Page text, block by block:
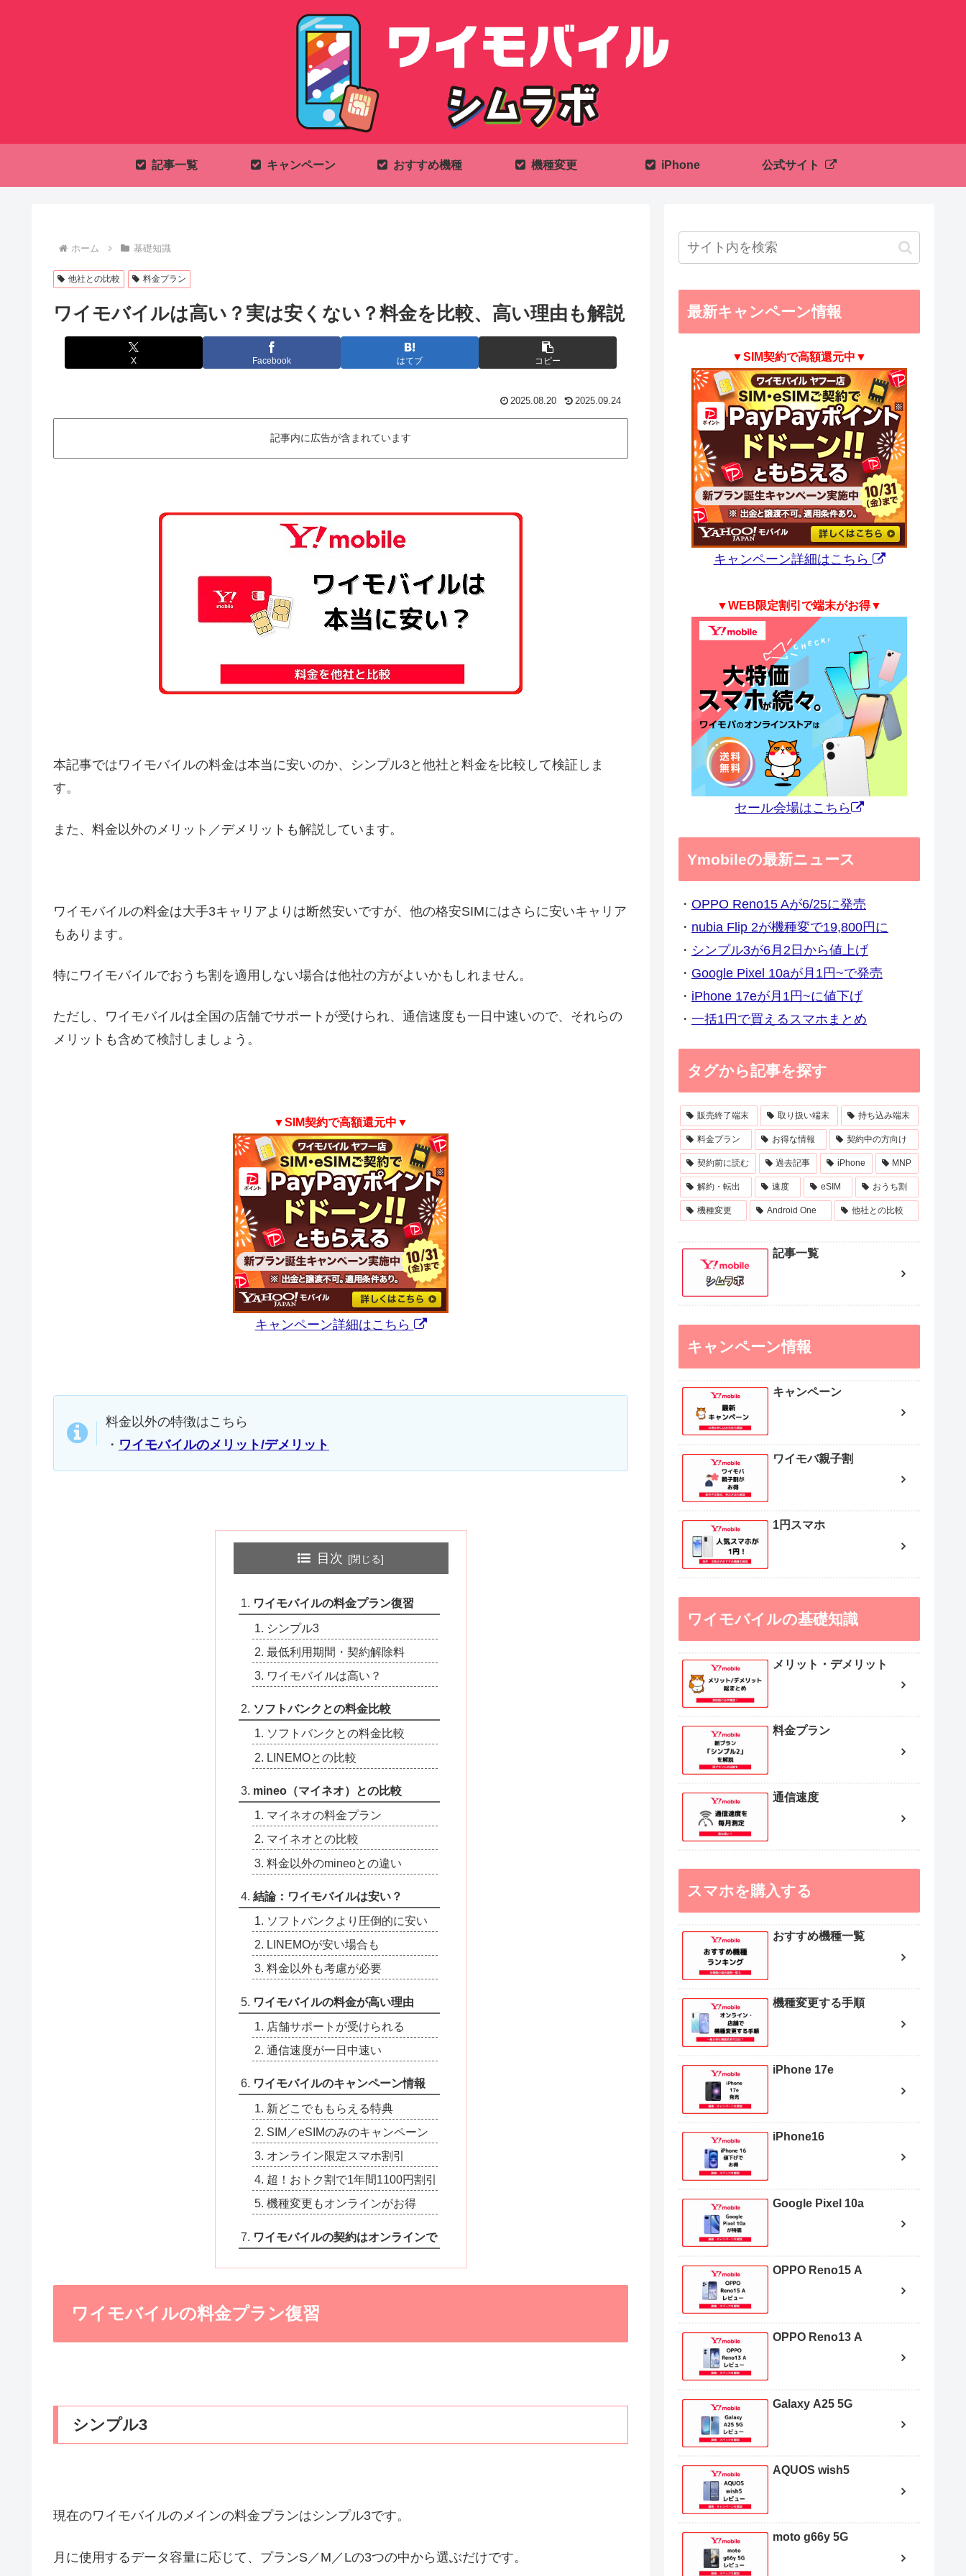
記事一覧 キャンペーン おすすめ機種 機種変更 iPhone 公式サイト
ホーム 基礎知識
他社との比較 料金プラン
ワイモバイルは高い？実は安くない？料金を比較、高い理由も解説
X Facebook はてブ コピー
2025.08.20 2025.09.24
記事内に広告が含まれています
本記事ではワイモバイルの料金は本当に安いのか、シンプル3と他社と料金を比較して検証しま
す。
また、料金以外のメリット／デメリットも解説しています。
ワイモバイルの料金は大手3キャリアよりは断然安いですが、他の格安SIMにはさらに安いキャリア
もあります。
特にワイモバイルでおうち割を適用しない場合は他社の方がよいかもしれません。
ただし、ワイモバイルは全国の店舗でサポートが受けられ、通信速度も一日中速いので、それらの
メリットも含めて検討しましょう。
▼SIM契約で高額還元中▼
キャンペーン詳細はこちら
料金以外の特徴はこちら
・ ワイモバイルのメリット/デメリット
目次
ワイモバイルの料金プラン復習
シンプル3
最低利用期間・契約解除料
ワイモバイルは高い？
ソフトバンクとの料金比較
ソフトバンクとの料金比較
LINEMOとの比較
mineo（マイネオ）との比較
マイネオの料金プラン
マイネオとの比較
料金以外のmineoとの違い
結論：ワイモバイルは安い？
ソフトバンクより圧倒的に安い
LINEMOが安い場合も
料金以外も考慮が必要
ワイモバイルの料金が高い理由
店舗サポートが受けられる
通信速度が一日中速い
ワイモバイルのキャンペーン情報
新どこでももらえる特典
SIM／eSIMのみのキャンペーン
オンライン限定スマホ割引
超！おトク割で1年間1100円割引
機種変更もオンラインがお得
ワイモバイルの契約はオンラインで
ワイモバイルの料金プラン復習
シンプル3
現在のワイモバイルのメインの料金プランはシンプル3です。
月に使用するデータ容量に応じて、プランS／M／Lの3つの中から選ぶだけです。
最新キャンペーン情報
▼SIM契約で高額還元中▼
キャンペーン詳細はこちら
▼WEB限定割引で端末がお得▼
セール会場はこちら
Ymobileの最新ニュース
・ OPPO Reno15 Aが6/25に発売
・ nubia Flip 2が機種変で19,800円に
・ シンプル3が6月2日から値上げ
・ Google Pixel 10aが月1円~で発売
・ iPhone 17eが月1円~に値下げ
・ 一括1円で買えるスマホまとめ
タグから記事を探す
販売終了端末 取り扱い端末 持ち込み端末
料金プラン お得な情報 契約中の方向け
契約前に読む 過去記事 iPhone MNP
解約・転出 速度 eSIM おうち割
機種変更 Android One 他社との比較
記事一覧
キャンペーン情報
キャンペーン
ワイモバ親子割
1円スマホ
ワイモバイルの基礎知識
メリット・デメリット
料金プラン
通信速度
スマホを購入する
おすすめ機種一覧
機種変更する手順
iPhone 17e
iPhone16
Google Pixel 10a
OPPO Reno15 A
OPPO Reno13 A
Galaxy A25 5G
AQUOS wish5
moto g66y 5G